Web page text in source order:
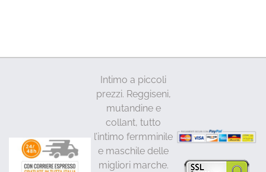
Intimo a piccoli
prezzi. Reggiseni,
mutandine e
collant, tutto
l’intimo fermminile
e maschile delle
migliori marche.